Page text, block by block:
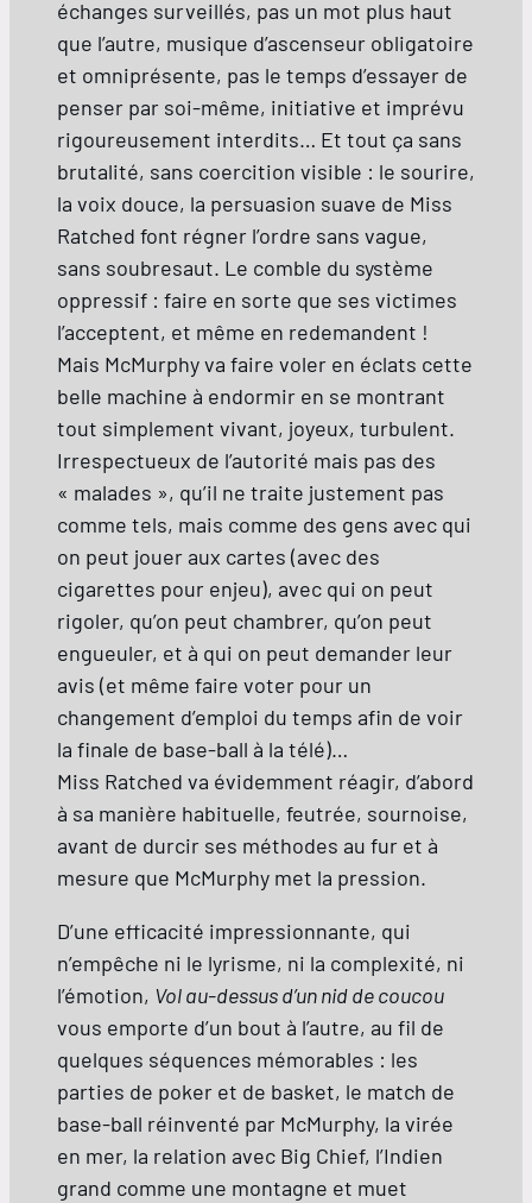
échanges surveillés, pas un mot plus haut
que l’autre, musique d’ascenseur obligatoire
et omniprésente, pas le temps d’essayer de
penser par soi-même, initiative et imprévu
rigoureusement interdits… Et tout ça sans
brutalité, sans coercition visible : le sourire,
la voix douce, la persuasion suave de Miss
Ratched font régner l’ordre sans vague,
sans soubresaut. Le comble du système
oppressif : faire en sorte que ses victimes
l’acceptent, et même en redemandent !
Mais McMurphy va faire voler en éclats cette
belle machine à endormir en se montrant
tout simplement vivant, joyeux, turbulent.
Irrespectueux de l’autorité mais pas des
« malades », qu’il ne traite justement pas
comme tels, mais comme des gens avec qui
on peut jouer aux cartes (avec des
cigarettes pour enjeu), avec qui on peut
rigoler, qu’on peut chambrer, qu’on peut
engueuler, et à qui on peut demander leur
avis (et même faire voter pour un
changement d’emploi du temps afin de voir
la finale de base-ball à la télé)…
Miss Ratched va évidemment réagir, d’abord
à sa manière habituelle, feutrée, sournoise,
avant de durcir ses méthodes au fur et à
mesure que McMurphy met la pression.
D’une efficacité impressionnante, qui
n’empêche ni le lyrisme, ni la complexité, ni
l’émotion, Vol au-dessus d’un nid de coucou
vous emporte d’un bout à l’autre, au fil de
quelques séquences mémorables : les
parties de poker et de basket, le match de
base-ball réinventé par McMurphy, la virée
en mer, la relation avec Big Chief, l’Indien
grand comme une montagne et muet